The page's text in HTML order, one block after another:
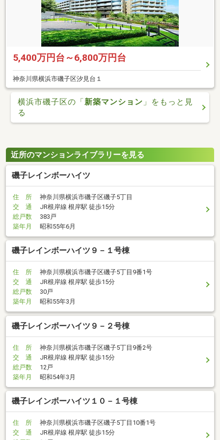
5,400万円台～6,800万円台
神奈川県横浜市磯子区汐見台１
横浜市磯子区の「新築マンション 」をもっと見
る
近所のマンションライブラリーを見る
磯子レインボーハイツ
住 所
神奈川県横浜市磯子区磯子5丁目
交 通
JR根岸線 根岸駅 徒歩15分
総戸数
383戸
築年月
昭和55年6月
磯子レインボーハイツ９－１号棟
住 所
神奈川県横浜市磯子区磯子5丁目9番1号
交 通
JR根岸線 根岸駅 徒歩15分
総戸数
30戸
築年月
昭和55年3月
磯子レインボーハイツ９－２号棟
住 所
神奈川県横浜市磯子区磯子5丁目9番2号
交 通
JR根岸線 根岸駅 徒歩15分
総戸数
12戸
築年月
昭和54年3月
磯子レインボーハイツ１０－１号棟
住 所
神奈川県横浜市磯子区磯子5丁目10番1号
交 通
JR根岸線 根岸駅 徒歩15分